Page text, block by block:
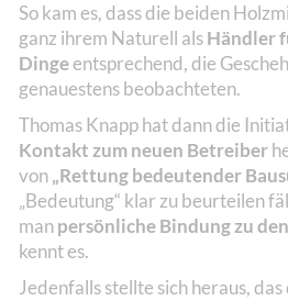
So kam es, dass die beiden
ganz ihrem Naturell alsHändler
Dingeentsprechend, die
genauestens beobachteten.
Thomas Knapp hat dann die
Kontakt zum neuen Betreiber
von„Rettung bedeutender
„Bedeutung“ klar zu beurteilen
manpersönliche Bindung zu
kennt es.
Jedenfalls stellte sich heraus,